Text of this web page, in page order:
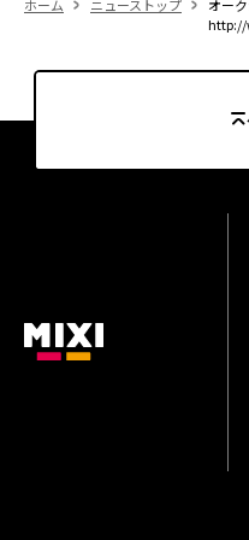
ホーム ニューストップ
オー
http://